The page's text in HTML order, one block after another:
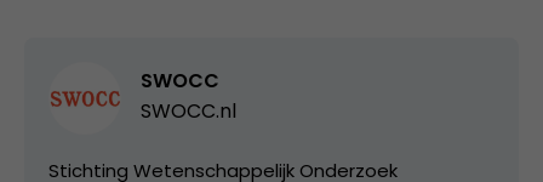
SWOCC
SWOCC.nl
Stichting Wetenschappelijk Onderzoek